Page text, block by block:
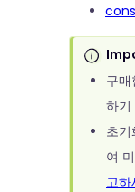
구
하기
초기
여
고하